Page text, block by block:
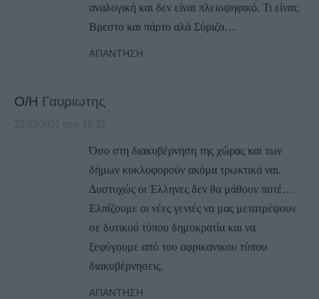
αναλογική και δεν είναι πλειοψηφικό. Τι είναι;
Βρεστο και πάρτο αλά Σύριζα…
ΑΠΆΝΤΗΣΗ
Ο/Η Γαυριωτης
22/02/2021 στις 16:32
Όσο στη διακυβέρνηση της χώρας και των
δήμων κυκλοφορούν ακόμα τρωκτικά ναι.
Δυστυχώς οι Έλληνες δεν θα μάθουν ποτέ…
Ελπίζουμε οι νέες γενιές να μας μετατρέψουν
σε δυτικού τύπου δημοκρατία και να
ξεφύγουμε από του αφρικανικου τύπου
διακυβέρνησεις.
ΑΠΆΝΤΗΣΗ